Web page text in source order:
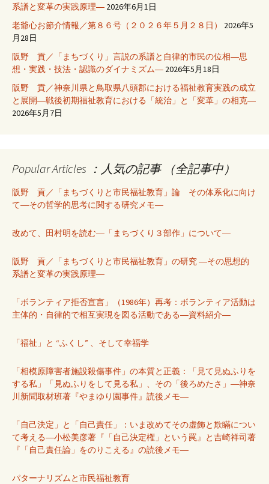
系譜と変革の実践原理― 2026年6月1日
老爺心お節介情報／第８６号（２０２６年５月２８日）
2026年5
月28日
阪野 貢／「まちづくり」言説の系譜と自律的市民の位相―思
想・実践・技法・認識のダイナミズム― 2026年5月18日
阪野 貢／神奈川県と鳥取県八頭郡における福祉教育実践の成立
と展開―戦後初期福祉教育における「統治」と「変革」の相克―
2026年5月7日
Popular Articles ：人気の記事 （全記事中）
阪野 貢／「まちづくりと市民福祉教育」論 その体系化に向け
て―その哲学的思考に関する研究メモ―
改めて、田村明を読む―「まちづくり３部作」について―
阪野 貢／「まちづくりと市民福祉教育」の研究 ―その思想的
系譜と変革の実践原理―
「ボランティア拒否宣言」（1986年）再考：ボランティア活動は
主体的・自律的で相互実現を図る活動である―資料紹介―
「福祉」と “ふくし” 、そして幸福学
「相模原障害者施設殺傷事件」の本質と正義：「見て見ぬふりを
する私」「見ぬふりをして見る私」、その「後ろめたさ」―神奈
川新聞取材班著『やまゆり園事件』読後メモ―
「自己決定」と「自己責任」：いま改めてその虚飾と欺瞞につい
て考える―小松美彦著『「自己決定権」という罠』と吉崎祥司著
『「自己責任論」をのりこえる』の読後メモ―
パターナリズムと市民福祉教育